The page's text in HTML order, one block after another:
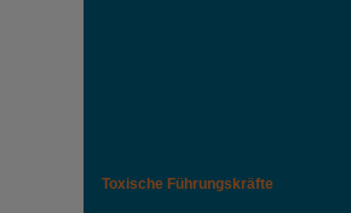
Toxische Führungskräfte